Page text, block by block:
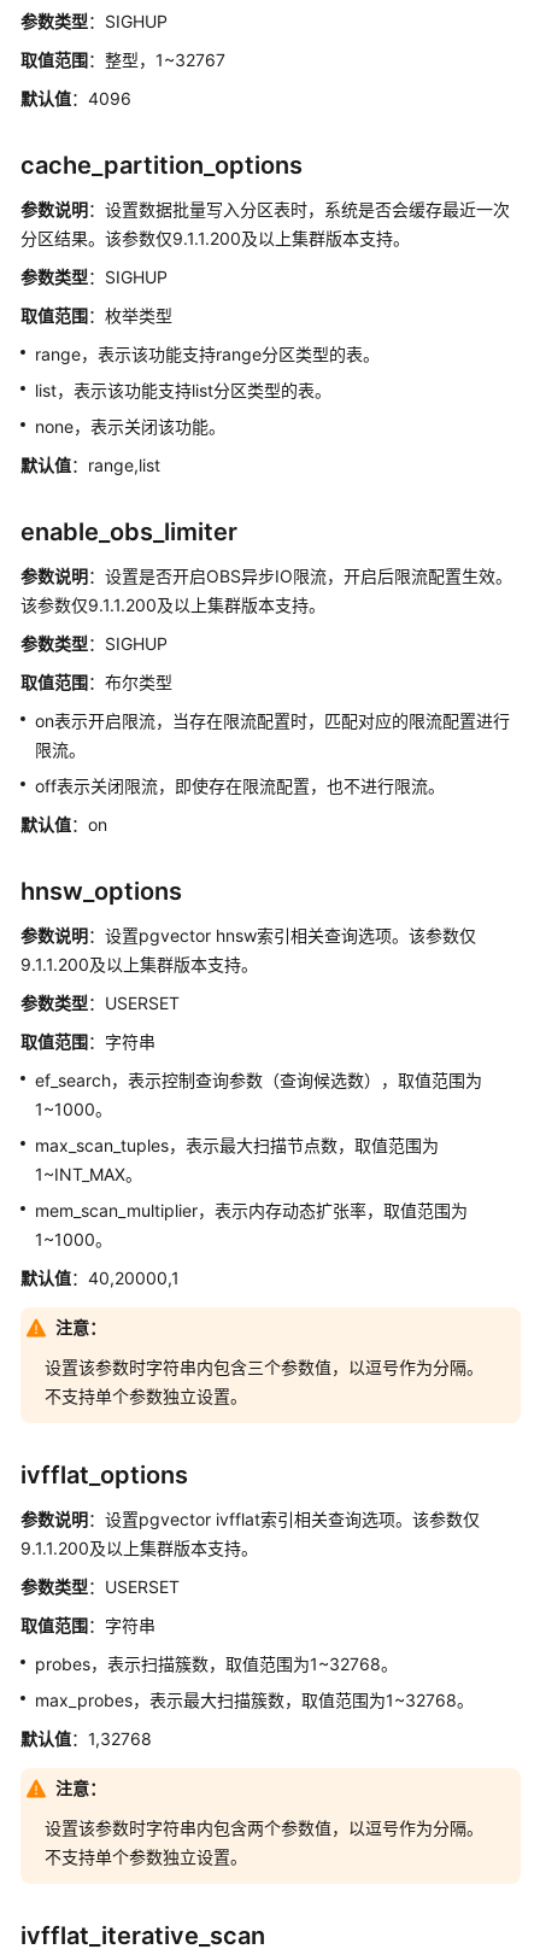
参数类型：SIGHUP
取值范围：整型，1~32767
默认值：4096
cache_partition_options
参数说明：设置数据批量写入分区表时，系统是否会缓存最近一次
分区结果。该参数仅9.1.1.200及以上集群版本支持。
参数类型：SIGHUP
取值范围：枚举类型
range，表示该功能支持range分区类型的表。
list，表示该功能支持list分区类型的表。
none，表示关闭该功能。
默认值：range,list
enable_obs_limiter
参数说明：设置是否开启OBS异步IO限流，开启后限流配置生效。
该参数仅9.1.1.200及以上集群版本支持。
参数类型：SIGHUP
取值范围：布尔类型
on表示开启限流，当存在限流配置时，匹配对应的限流配置进行
限流。
off表示关闭限流，即使存在限流配置，也不进行限流。
默认值：on
hnsw_options
参数说明：设置pgvector hnsw索引相关查询选项。该参数仅
9.1.1.200及以上集群版本支持。
参数类型：USERSET
取值范围：字符串
ef_search，表示控制查询参数（查询候选数），取值范围为
1~1000。
max_scan_tuples，表示最大扫描节点数，取值范围为
1~INT_MAX。
mem_scan_multiplier，表示内存动态扩张率，取值范围为
1~1000。
默认值：40,20000,1
注意：
设置该参数时字符串内包含三个参数值，以逗号作为分隔。
不支持单个参数独立设置。
ivfflat_options
参数说明：设置pgvector ivfflat索引相关查询选项。该参数仅
9.1.1.200及以上集群版本支持。
参数类型：USERSET
取值范围：字符串
probes，表示扫描簇数，取值范围为1~32768。
max_probes，表示最大扫描簇数，取值范围为1~32768。
默认值：1,32768
注意：
设置该参数时字符串内包含两个参数值，以逗号作为分隔。
不支持单个参数独立设置。
ivfflat_iterative_scan